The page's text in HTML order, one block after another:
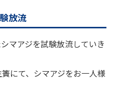
放流
マアジを試験放流していき
にて、シマアジをお一人様